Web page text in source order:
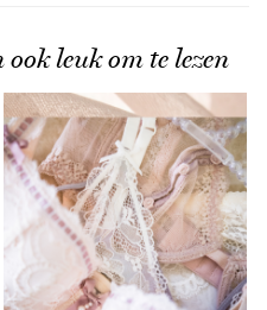
leuk om te lezen